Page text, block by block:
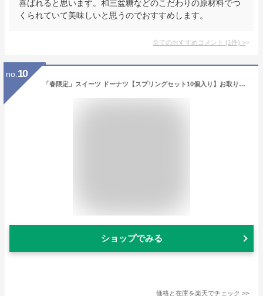
喜ばれると思います。和三盆糖などのこだわりの原材料でつ
くられていて美味しいと思うのでおすすめします。
全てのおすすめコメント (1件) >
no. 10
「春限定」スイーツ ドーナツ【スプリングセット10個入り】お取り寄せ 母の日 父の日 結婚祝い 個包装 冷凍 内祝 ギフト おすすめ 人気 お祝い 差し入れ 手作り デザート 贈り物 出産 レモン いちご 豆乳 ドーナッツ 洋菓子 おやつ さくら 桜]
ショップでみる
価格と在庫を楽天でチェック >>